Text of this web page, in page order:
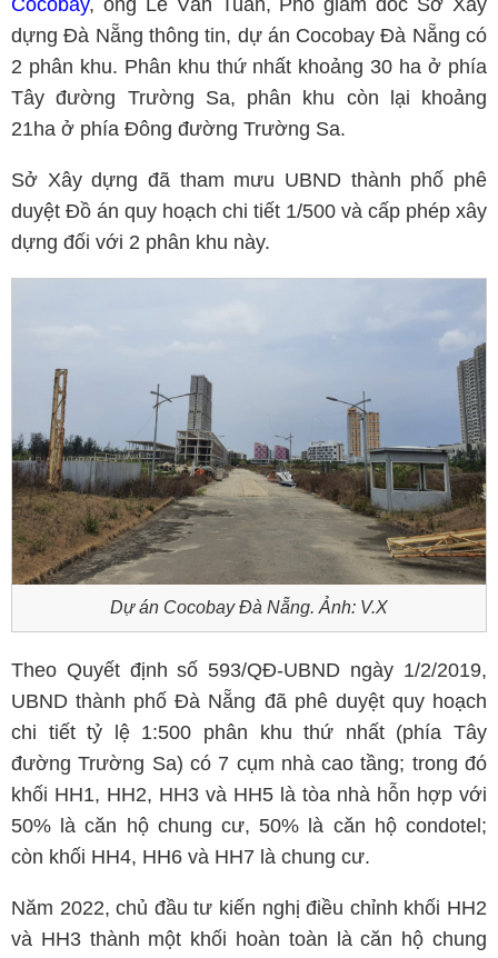
Cocobay, ông Lê Văn Tuấn, Phó giám đốc Sở Xây
dựng Đà Nẵng thông tin, dự án Cocobay Đà Nẵng có
2 phân khu. Phân khu thứ nhất khoảng 30 ha ở phía
Tây đường Trường Sa, phân khu còn lại khoảng
21ha ở phía Đông đường Trường Sa.
Sở Xây dựng đã tham mưu UBND thành phố phê
duyệt Đồ án quy hoạch chi tiết 1/500 và cấp phép xây
dựng đối với 2 phân khu này.
Dự án Cocobay Đà Nẵng. Ảnh: V.X
Theo Quyết định số 593/QĐ-UBND ngày 1/2/2019,
UBND thành phố Đà Nẵng đã phê duyệt quy hoạch
chi tiết tỷ lệ 1:500 phân khu thứ nhất (phía Tây
đường Trường Sa) có 7 cụm nhà cao tầng; trong đó
khối HH1, HH2, HH3 và HH5 là tòa nhà hỗn hợp với
50% là căn hộ chung cư, 50% là căn hộ condotel;
còn khối HH4, HH6 và HH7 là chung cư.
Năm 2022, chủ đầu tư kiến nghị điều chỉnh khối HH2
và HH3 thành một khối hoàn toàn là căn hộ chung